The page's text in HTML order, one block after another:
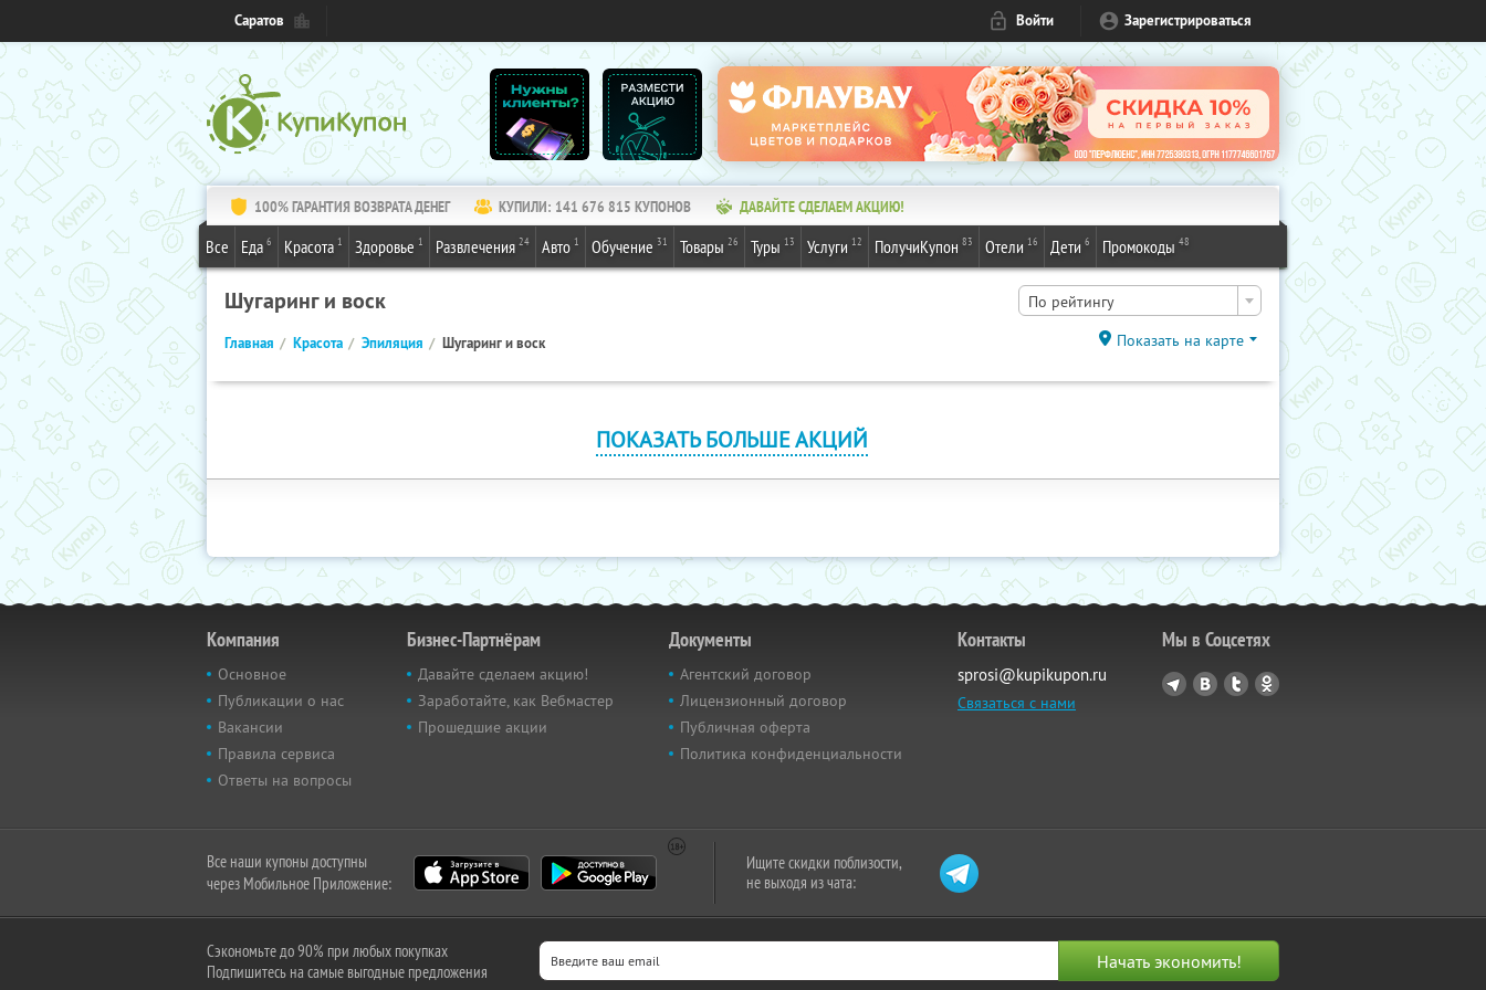
Саратов Войти Зарегистрироваться
100% ГАРАНТИЯ ВОЗВРАТА ДЕНЕГ КУПИЛИ: 141 676 815 КУПОНОВ ДАВАЙТЕ СДЕЛАЕМ АКЦИЮ!
Все Еда 6 Красота 1 Здоровье 1 Развлечения 24 Авто 1 Обучение 31 Товары 26 Туры 13 Услуги 12 ПолучиКупон 83 Отели 16 Дети 6 Промокоды 48
Шугаринг и воск По рейтингу
Главная Красота Эпиляция Шугаринг и воск Показать на карте
ПОКАЗАТЬ БОЛЬШЕ АКЦИЙ
Компания
Основное
Публикации о нас
Вакансии
Правила сервиса
Ответы на вопросы
Бизнес-Партнёрам
Давайте сделаем акцию!
Заработайте, как Вебмастер
Прошедшие акции
Документы
Агентский договор
Лицензионный договор
Публичная оферта
Политика конфиденциальности
Контакты
sprosi@kupikupon.ru
Связаться с нами
Мы в Соцсетях
Все наши купоны доступны
через Мобильное Приложение:
Ищите скидки поблизости,
не выходя из чата:
Сэкономьте до 90% при любых покупках
Подпишитесь на самые выгодные предложения